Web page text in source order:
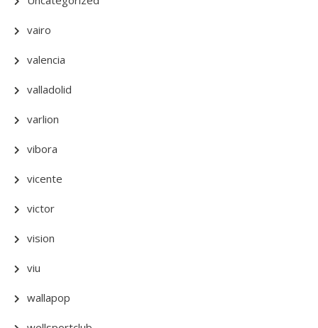
vairo
valencia
valladolid
varlion
vibora
vicente
victor
vision
viu
wallapop